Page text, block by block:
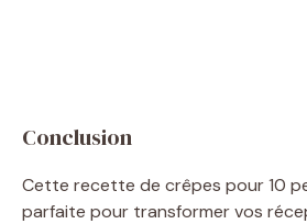
Conclusion
Cette recette de crêpes pour 10
parfaite pour transformer vos